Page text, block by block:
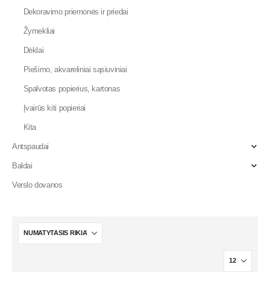
Dekoravimo priemonės ir priedai
Žymekliai
Dėklai
Piešimo, akvareliniai sąsiuviniai
Spalvotas popierius, kartonas
Įvairūs kiti popieriai
Kita
Antspaudai
Baldai
Verslo dovanos